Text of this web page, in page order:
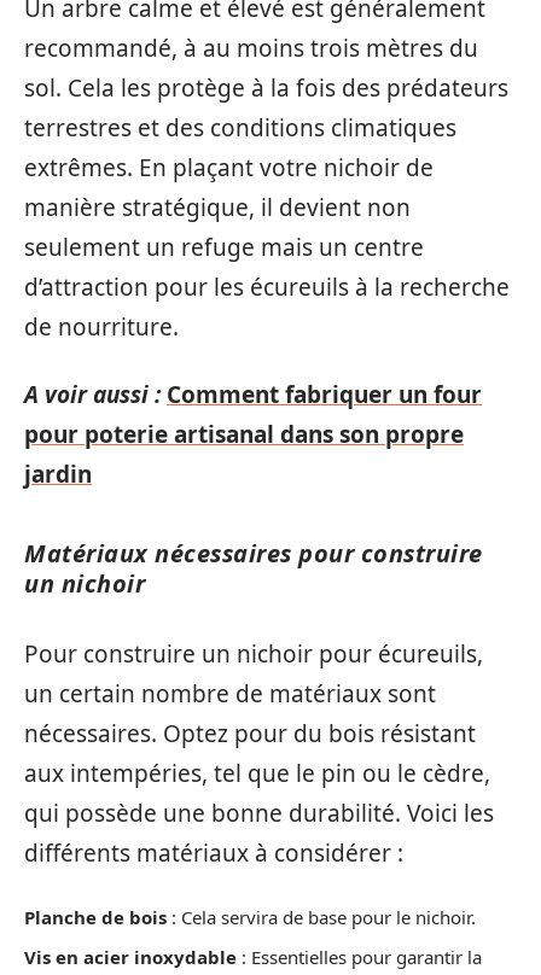
Un arbre calme et élevé est généralement
recommandé, à au moins trois mètres du
sol. Cela les protège à la fois des prédateurs
terrestres et des conditions climatiques
extrêmes. En plaçant votre nichoir de
manière stratégique, il devient non
seulement un refuge mais un centre
d’attraction pour les écureuils à la recherche
de nourriture.
A voir aussi : Comment fabriquer un four
pour poterie artisanal dans son propre
jardin
Matériaux nécessaires pour construire
un nichoir
Pour construire un nichoir pour écureuils,
un certain nombre de matériaux sont
nécessaires. Optez pour du bois résistant
aux intempéries, tel que le pin ou le cèdre,
qui possède une bonne durabilité. Voici les
différents matériaux à considérer :
Planche de bois : Cela servira de base pour le nichoir.
Vis en acier inoxydable : Essentielles pour garantir la